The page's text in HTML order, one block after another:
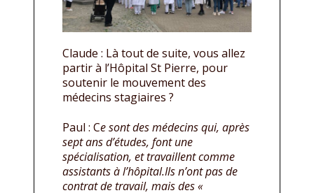
Claude : Là tout de suite, vous allez
partir à l’Hôpital St Pierre, pour
soutenir le mouvement des
médecins stagiaires ?
Paul : Ce sont des médecins qui, après
sept ans d’études, font une
spécialisation, et travaillent comme
assistants à l’hôpital.Ils n’ont pas de
contrat de travail, mais des «